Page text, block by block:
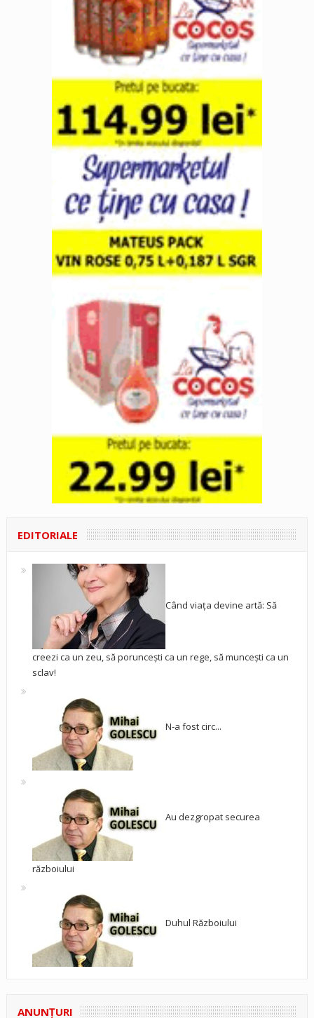
EDITORIALE
Când viața devine artă: Să
creezi ca un zeu, să poruncești ca un rege, să muncești ca un
sclav!
N-a fost circ...
Au dezgropat securea
războiului
Duhul Războiului
ANUNŢURI